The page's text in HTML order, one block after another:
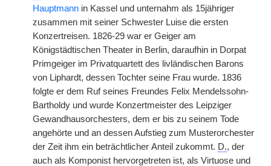
Hauptmann in Kassel und unternahm als 15jähriger
zusammen mit seiner Schwester Luise die ersten
Konzertreisen. 1826-29 war er Geiger am
Königstädtischen Theater in Berlin, daraufhin in Dorpat
Primgeiger im Privatquartett des livländischen Barons
von Liphardt, dessen Tochter seine Frau wurde. 1836
folgte er dem Ruf seines Freundes Felix Mendelssohn-
Bartholdy und wurde Konzertmeister des Leipziger
Gewandhausorchesters, dem er bis zu seinem Tode
angehörte und an dessen Aufstieg zum Musterorchester
der Zeit ihm ein beträchtlicher Anteil zukommt. D., der
auch als Komponist hervorgetreten ist, als Virtuose und